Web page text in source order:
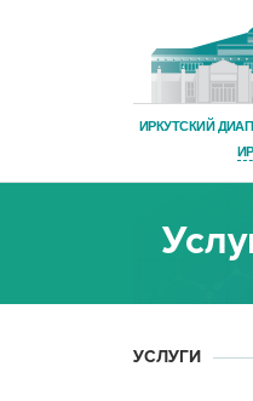
ИРКУТСКИЙ
УСЛУГИ